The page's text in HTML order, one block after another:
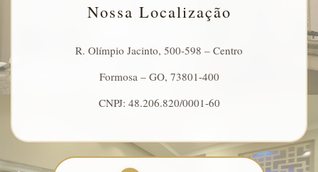
Nossa Localização
R. Olímpio Jacinto, 500-598 – Centro
Formosa – GO, 73801-400
CNPJ: 48.206.820/0001-60